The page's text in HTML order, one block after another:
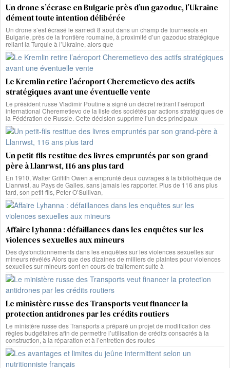
Un drone s’écrase en Bulgarie près d’un gazoduc, l’Ukraine
dément toute intention délibérée
Un drone s’est écrasé le samedi 8 août dans un champ de tournesols en
Bulgarie, près de la frontière roumaine, à proximité d’un gazoduc stratégique
reliant la Turquie à l’Ukraine, alors que
Le Kremlin retire l’aéroport Cheremetievo des actifs
stratégiques avant une éventuelle vente
Le président russe Vladimir Poutine a signé un décret retirant l’aéroport
international Cheremetievo de la liste des sociétés par actions stratégiques de
la Fédération de Russie. Cette décision supprime l’un des principaux
Un petit-fils restitue des livres empruntés par son grand-
père à Llanrwst, 116 ans plus tard
En 1910, Walter Griffith Owen a emprunté deux ouvrages à la bibliothèque de
Llanrwst, au Pays de Galles, sans jamais les rapporter. Plus de 116 ans plus
tard, son petit-fils, Peter O’Sullivan,
Affaire Lyhanna : défaillances dans les enquêtes sur les
violences sexuelles aux mineurs
Des dysfonctionnements dans les enquêtes sur les violences sexuelles sur
mineurs révélés Alors que des dizaines de milliers de plaintes pour violences
sexuelles sur mineurs sont en cours de traitement suite à
Le ministère russe des Transports veut financer la
protection antidrones par les crédits routiers
Le ministère russe des Transports a préparé un projet de modification des
règles budgétaires afin de permettre l’utilisation de crédits consacrés à la
construction, à la réparation et à l’entretien des routes